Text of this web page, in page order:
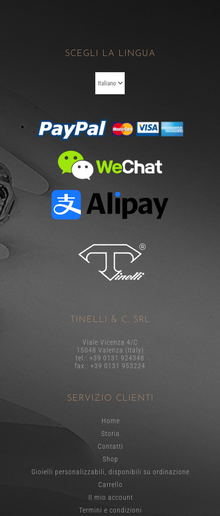
SCEGLI LA LINGUA
TINELLI & C. SRL
Viale Vicenza 4/C
15048 Valenza (Italy)
tel.: +39 0131 924348
fax.: +39 0131 953224
SERVIZIO CLIENTI
Home
Storia
Contatti
Shop
Gioielli personalizzabili, disponibili su ordinazione
Carrello
Il mio account
Termini e condizioni